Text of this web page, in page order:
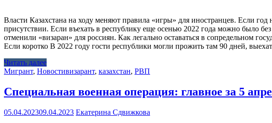
Власти Казахстана на ходу меняют правила «игры» для иностранцев. Если
присутствии. Если въехать в республику еще осенью 2022 года можно было
отменили «визаран» для россиян. Как легально оставаться в сопредельном
Если коротко В 2022 году гости республики могли прожить там 90 дней,
Читать далее
Мигрант, Новостивизарант, казахстан, РВП
Специальная военная операция: главное за 5
05.04.202309.04.2023 Екатерина Сдвижкова